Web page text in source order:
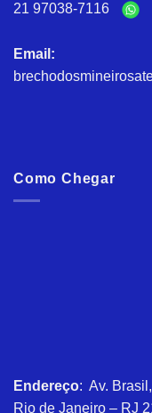
21 97038-7116
Email:
Como Chegar
Endereço: Av.
Rio de Janeiro – RJ